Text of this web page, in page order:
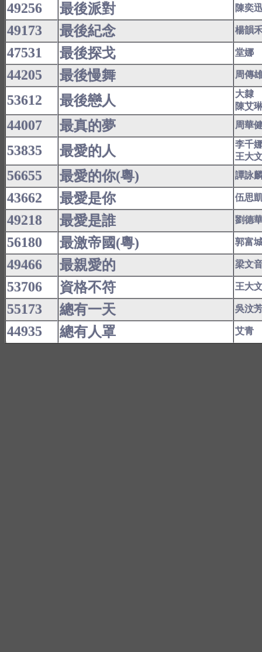
49256 最後派對 陳奕
49173 最後紀念 楊韻
47531 最後探戈 堂娜
44205 最後慢舞 周傳
53612 最後戀人
大隸
陳艾
44007 最真的夢 周華
53835 最愛的人
李千
王大
56655 最愛的你(粵) 譚詠
43662 最愛是你 伍思
49218 最愛是誰 劉德
56180 最激帝國(粵) 郭富
49466 最親愛的 梁文
53706 資格不符 王大
55173 總有一天 吳汶
44935 總有人罩 艾青